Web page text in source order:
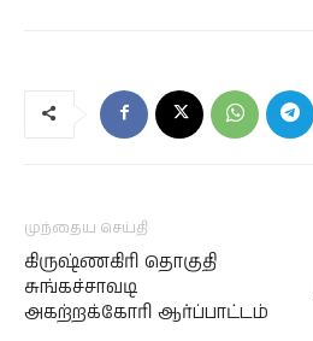
முந்தைய செய்தி
கிருஷ்ணகிரி தொகுதி
சுங்கச்சாவடி
அகற்றக்கோரி ஆர்ப்பாட்டம்